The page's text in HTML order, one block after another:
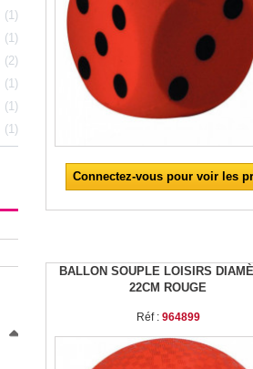
1
1
2
1
1
1
Connectez-vous pour voir les
BALLON SOUPLE LOISIRS
22CM ROUGE
Réf : 964899